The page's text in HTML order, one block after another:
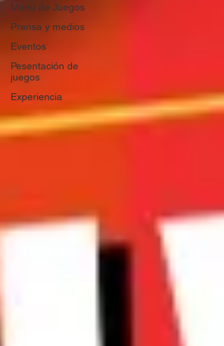
Menú de Juegos
Prensa y medios
Eventos
Pesentación de
juegos
Experiencia